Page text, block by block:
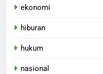
ekonomi
hiburan
hukum
nasional